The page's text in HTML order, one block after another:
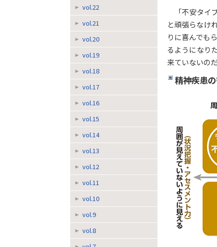
「不安タ
と頑張らなけ
りに喜んでも
るようになり
来ていないの
精神疾患
vol.22
vol.21
vol.20
vol.19
vol.18
vol.17
vol.16
vol.15
vol.14
vol.13
vol.12
vol.11
vol.10
vol.9
vol.8